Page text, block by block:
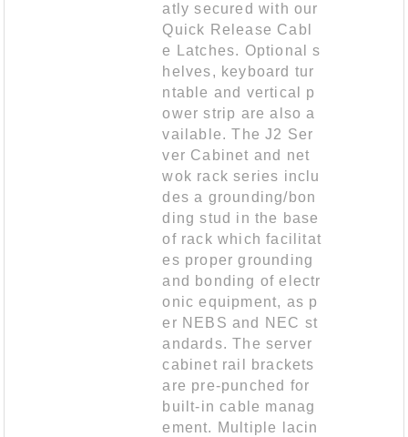
atly secured with our
Quick Release Cabl
e Latches. Optional s
helves, keyboard tur
ntable and vertical p
ower strip are also a
vailable. The J2 Ser
ver Cabinet and net
wok rack series inclu
des a grounding/bon
ding stud in the base
of rack which facilitat
es proper grounding
and bonding of electr
onic equipment, as p
er NEBS and NEC st
andards. The server
cabinet rail brackets
are pre-punched for
built-in cable manag
ement. Multiple lacin